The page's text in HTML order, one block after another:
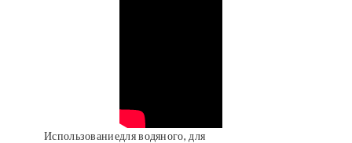
Использованиедля водяного, для